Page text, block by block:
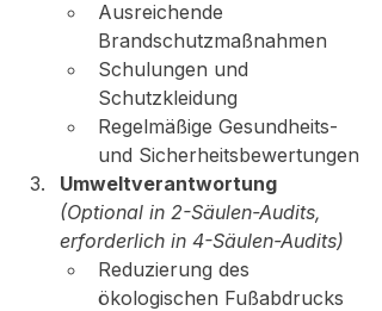
Ausreichende
Brandschutzmaßnahmen
Schulungen und
Schutzkleidung
Regelmäßige Gesundheits-
und Sicherheitsbewertungen
Umweltverantwortung
(Optional in 2-Säulen-Audits,
erforderlich in 4-Säulen-Audits)
Reduzierung des
ökologischen Fußabdrucks